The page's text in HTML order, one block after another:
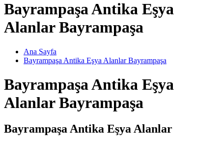
Bayrampaşa Antika Eşya
Alanlar Bayrampaşa
Ana Sayfa
Bayrampaşa Antika Eşya Alanlar Bayrampaşa
Bayrampaşa Antika Eşya
Alanlar Bayrampaşa
Bayrampaşa Antika Eşya Alanlar